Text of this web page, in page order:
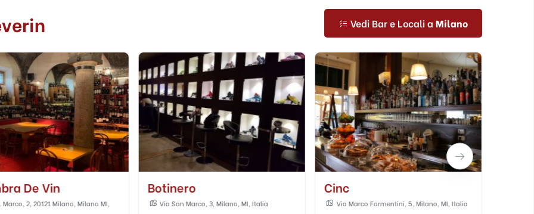
Vedi Bar e Locali a Milano
De Vin
Marco, 2, 20121 Milano, Milano MI,
Botinero
Via San Marco, 3, Milano, MI, Italia
Cinc
Via Marco Formentini, 5, Milano, MI, Italia